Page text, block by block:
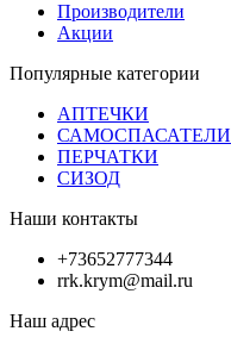
Производители
Акции
Популярные категории
АПТЕЧКИ
САМОСПАСАТЕЛИ
ПЕРЧАТКИ
СИЗОД
Наши контакты
+73652777344
rrk.krym@mail.ru
Наш адрес